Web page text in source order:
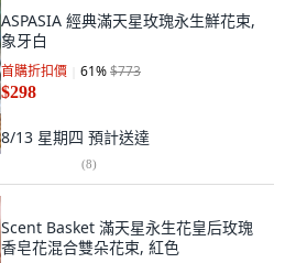
ASPASIA 經典滿天星玫瑰永生鮮花束,
象牙白
首購折扣價 61%$773
$298
8/13 星期四 預計送達
(8)
Scent Basket 滿天星永生花皇后玫瑰
香皂花混合雙朵花束, 紅色